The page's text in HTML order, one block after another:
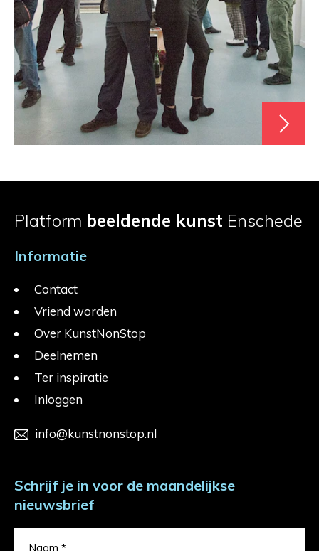
Platform beeldende kunst Enschede
Informatie
Contact
Vriend worden
Over KunstNonStop
Deelnemen
Ter inspiratie
Inloggen
info@kunstnonstop.nl
Schrijf je in voor de maandelijkse
nieuwsbrief